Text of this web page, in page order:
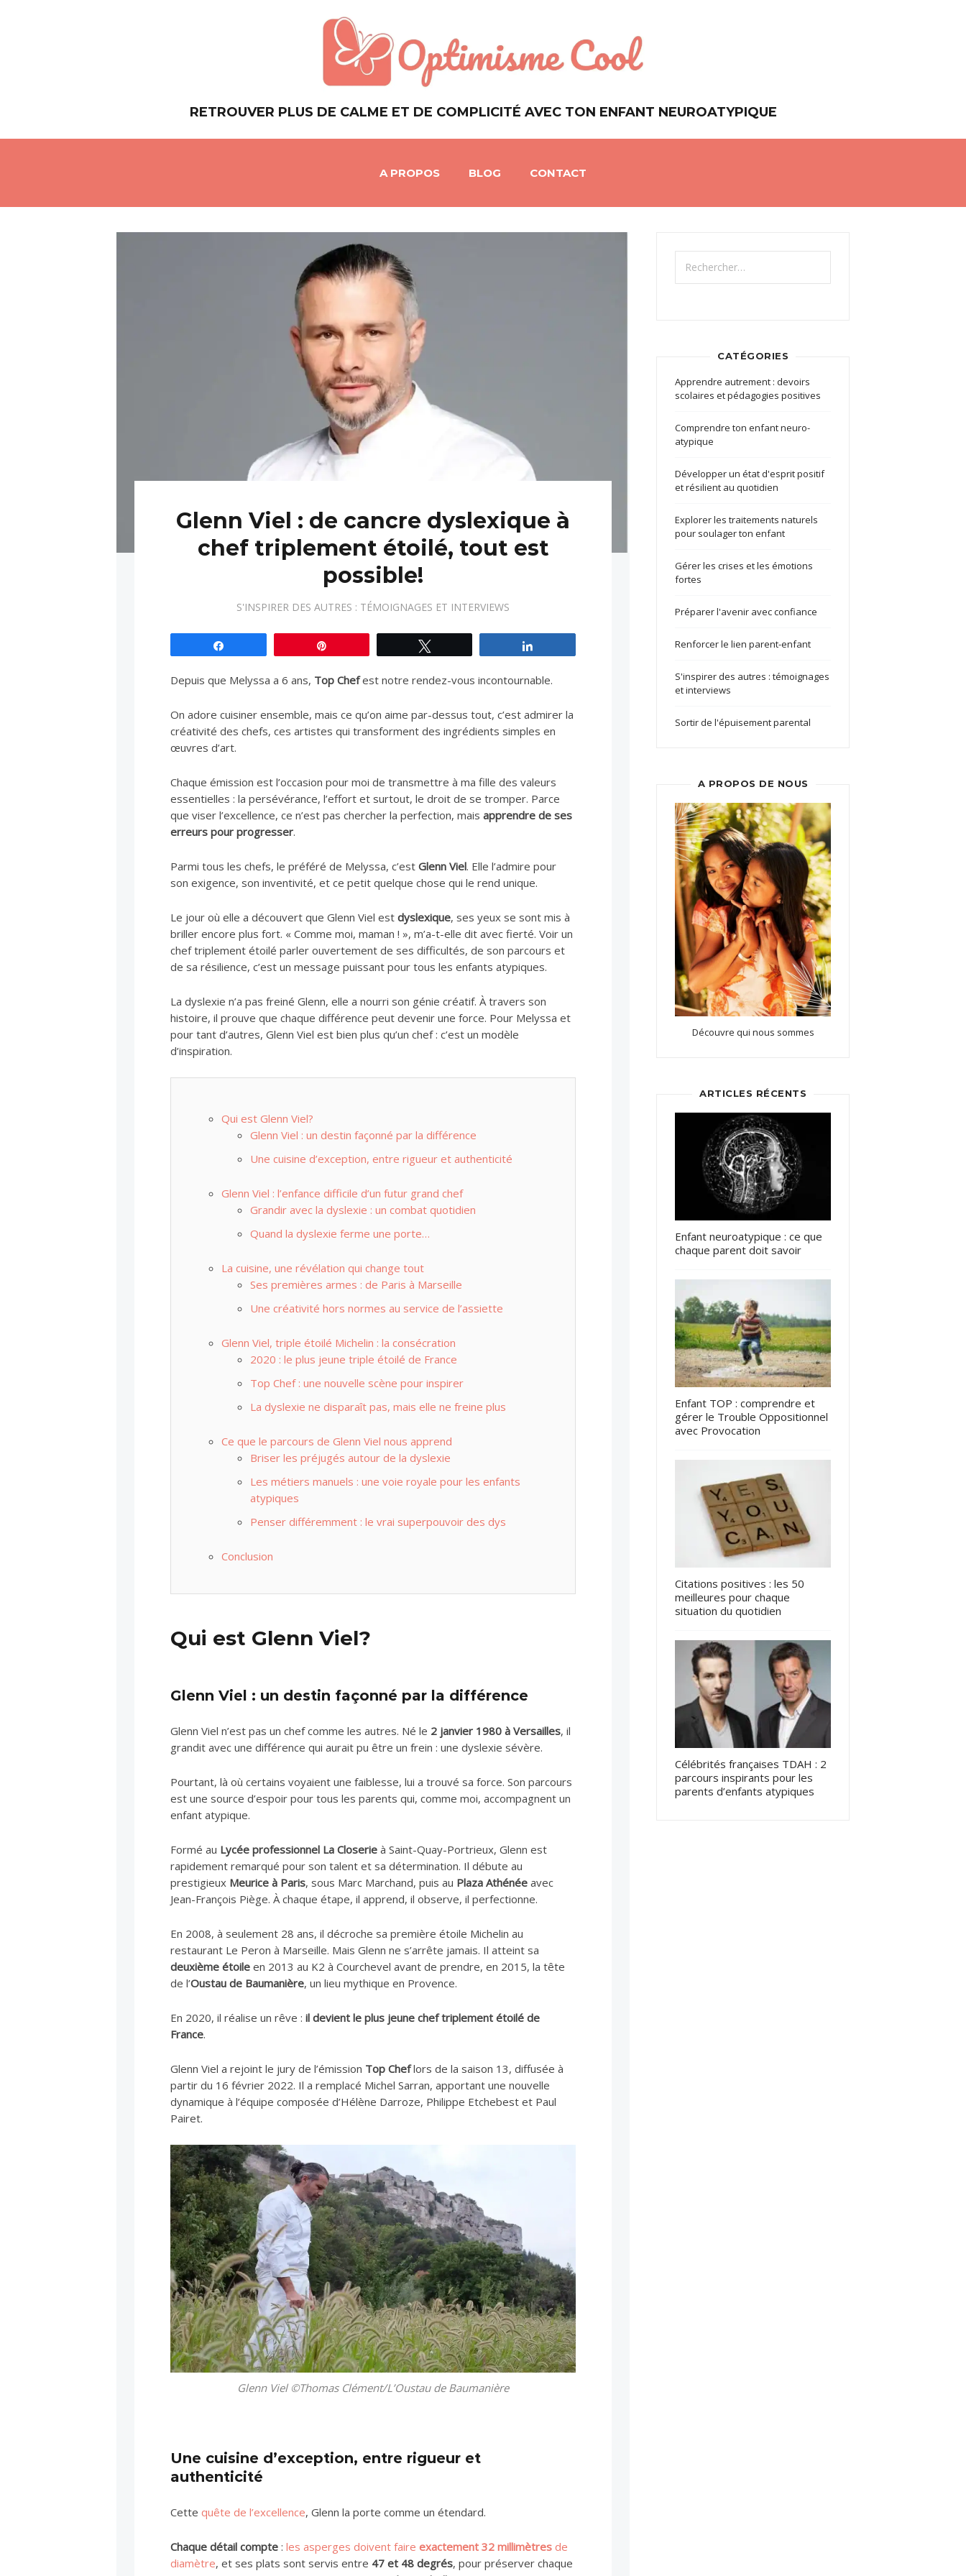
RETROUVER PLUS DE CALME ET DE COMPLICITÉ AVEC TON ENFANT NEUROATYPIQUE
A PROPOS BLOG CONTACT
Glenn Viel : de cancre dyslexique à
chef triplement étoilé, tout est
possible!
S'INSPIRER DES AUTRES : TÉMOIGNAGES ET INTERVIEWS
Depuis que Melyssa a 6 ans, Top Chefest notre rendez-vous incontournable.
On adore cuisiner ensemble, mais ce qu’on aime par-dessus tout, c’est admirer la
créativité des chefs, ces artistes qui transforment des ingrédients simples en
œuvres d’art.
Chaque émission est l’occasion pour moi de transmettre à ma fille des valeurs
essentielles : la persévérance, l’effort et surtout, le droit de se tromper. Parce
que viser l’excellence, ce n’est pas chercher la perfection, maisapprendre de ses
erreurs pour progresser.
Parmi tous les chefs, le préféré de Melyssa, c’estGlenn Viel. Elle l’admire pour
son exigence, son inventivité, et ce petit quelque chose qui le rend unique.
Le jour où elle a découvert que Glenn Viel estdyslexique, ses yeux se sont mis à
briller encore plus fort. « Comme moi, maman ! », m’a-t-elle dit avec fierté. Voir un
chef triplement étoilé parler ouvertement de ses difficultés, de son parcours et
de sa résilience, c’est un message puissant pour tous les enfants atypiques.
La dyslexie n’a pas freiné Glenn, elle a nourri son génie créatif. À travers son
histoire, il prouve que chaque différence peut devenir une force. Pour Melyssa et
pour tant d’autres, Glenn Viel est bien plus qu’un chef : c’est un modèle
d’inspiration.
Qui est Glenn Viel?
Glenn Viel : un destin façonné par la différence
Une cuisine d’exception, entre rigueur et authenticité
Glenn Viel : l’enfance difficile d’un futur grand chef
Grandir avec la dyslexie : un combat quotidien
Quand la dyslexie ferme une porte…
La cuisine, une révélation qui change tout
Ses premières armes : de Paris à Marseille
Une créativité hors normes au service de l’assiette
Glenn Viel, triple étoilé Michelin : la consécration
2020 : le plus jeune triple étoilé de France
Top Chef : une nouvelle scène pour inspirer
La dyslexie ne disparaît pas, mais elle ne freine plus
Ce que le parcours de Glenn Viel nous apprend
Briser les préjugés autour de la dyslexie
Les métiers manuels : une voie royale pour les enfants
atypiques
Penser différemment : le vrai superpouvoir des dys
Conclusion
Qui est Glenn Viel?
Glenn Viel : un destin façonné par la différence
Glenn Viel n’est pas un chef comme les autres. Né le 2 janvier 1980 à Versailles, il
grandit avec une différence qui aurait pu être un frein : une dyslexie sévère.
Pourtant, là où certains voyaient une faiblesse, lui a trouvé sa force. Son parcours
est une source d’espoir pour tous les parents qui, comme moi, accompagnent un
enfant atypique.
Formé au Lycée professionnel La Closerie à Saint-Quay-Portrieux, Glenn est
rapidement remarqué pour son talent et sa détermination. Il débute au
prestigieux Meurice à Paris, sous Marc Marchand, puis au Plaza Athénée avec
Jean-François Piège. À chaque étape, il apprend, il observe, il perfectionne.
En 2008, à seulement 28 ans, il décroche sa première étoile Michelin au
restaurant Le Peron à Marseille. Mais Glenn ne s’arrête jamais. Il atteint sa
deuxième étoile en 2013 au K2 à Courchevel avant de prendre, en 2015, la tête
de l’Oustau de Baumanière, un lieu mythique en Provence.
En 2020, il réalise un rêve :il devient le plus jeune chef triplement étoilé de
France.
Glenn Viel a rejoint le jury de l’émission Top Cheflors de la saison 13, diffusée à
partir du 16 février 2022. Il a remplacé Michel Sarran, apportant une nouvelle
dynamique à l’équipe composée d’Hélène Darroze, Philippe Etchebest et Paul
Pairet.
Glenn Viel ©Thomas Clément/L’Oustau de Baumanière
Une cuisine d’exception, entre rigueur et
authenticité
Cettequête de l’excellence, Glenn la porte comme un étendard.
Chaque détail compte :les asperges doivent faireexactement 32 millimètres de
diamètre, et ses plats sont servis entre 47 et 48 degrés, pour préserver chaque
Rechercher :
CATÉGORIES
Apprendre autrement : devoirs
scolaires et pédagogies positives
Comprendre ton enfant neuro-
atypique
Développer un état d'esprit positif
et résilient au quotidien
Explorer les traitements naturels
pour soulager ton enfant
Gérer les crises et les émotions
fortes
Préparer l'avenir avec confiance
Renforcer le lien parent-enfant
S'inspirer des autres : témoignages
et interviews
Sortir de l'épuisement parental
A PROPOS DE NOUS
Découvre qui nous sommes
ARTICLES RÉCENTS
Enfant neuroatypique : ce que
chaque parent doit savoir
Enfant TOP : comprendre et
gérer le Trouble Oppositionnel
avec Provocation
Citations positives : les 50
meilleures pour chaque
situation du quotidien
Célébrités françaises TDAH : 2
parcours inspirants pour les
parents d’enfants atypiques